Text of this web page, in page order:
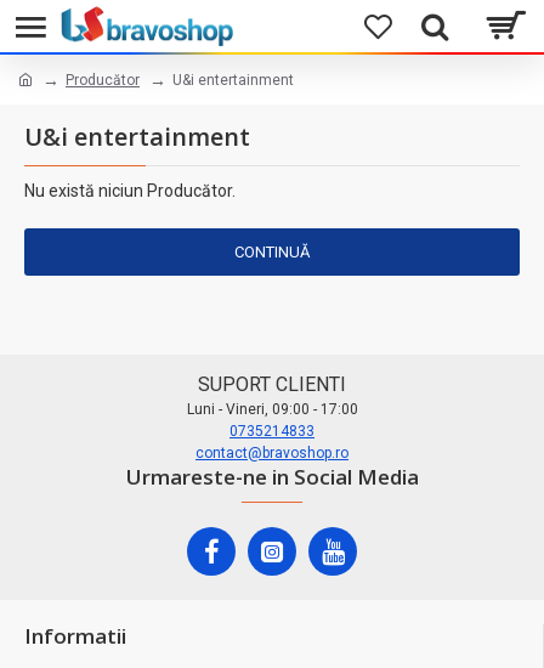
Producător U&i entertainment
U&i entertainment
Nu există niciun Producător.
CONTINUĂ
SUPORT CLIENTI
Luni - Vineri, 09:00 - 17:00
0735214833
contact@bravoshop.ro
Urmareste-ne in Social Media
Informatii